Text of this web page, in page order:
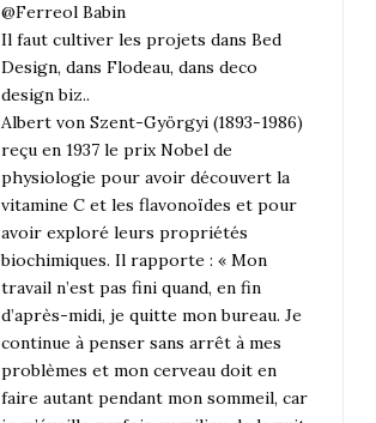
@Ferreol Babin
Il faut cultiver les projets dans Bed
Design, dans Flodeau, dans deco
design biz..
Albert von Szent-Györgyi (1893-1986)
reçu en 1937 le prix Nobel de
physiologie pour avoir découvert la
vitamine C et les flavonoïdes et pour
avoir exploré leurs propriétés
biochimiques. Il rapporte : « Mon
travail n’est pas fini quand, en fin
d’après-midi, je quitte mon bureau. Je
continue à penser sans arrêt à mes
problèmes et mon cerveau doit en
faire autant pendant mon sommeil, car